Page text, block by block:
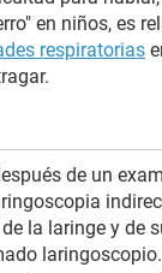
en niños, es
respiratorias
de un
la laringe y de